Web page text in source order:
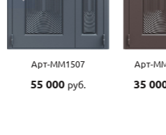
Арт-ММ1534
35 000руб.
Арт-ММ1279
35 000руб.